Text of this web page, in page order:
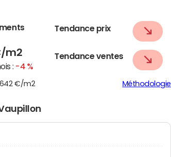
m2
: -4 %
Tendance prix
Tendance ventes
642 €/m2 Méthodologie